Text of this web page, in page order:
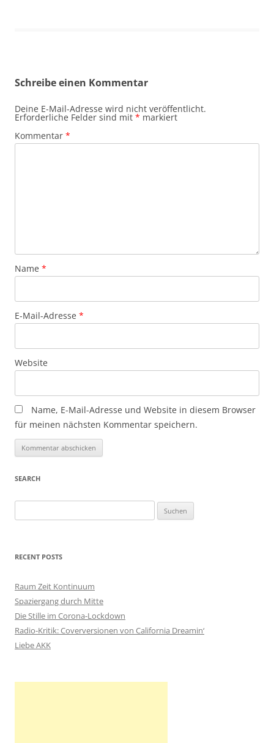
Schreibe einen Kommentar
Deine E-Mail-Adresse wird nicht veröffentlicht.
Erforderliche Felder sind mit * markiert
Kommentar *
Name *
E-Mail-Adresse *
Website
Name, E-Mail-Adresse und Website in diesem Browser
für meinen nächsten Kommentar speichern.
SEARCH
u
h
n
n
a
c
h
RECENT POSTS
Raum Zeit Kontinuum
Spaziergang durch Mitte
Die Stille im Corona-Lockdown
Radio-Kritik: Coverversionen von California Dreamin‘
Liebe AKK